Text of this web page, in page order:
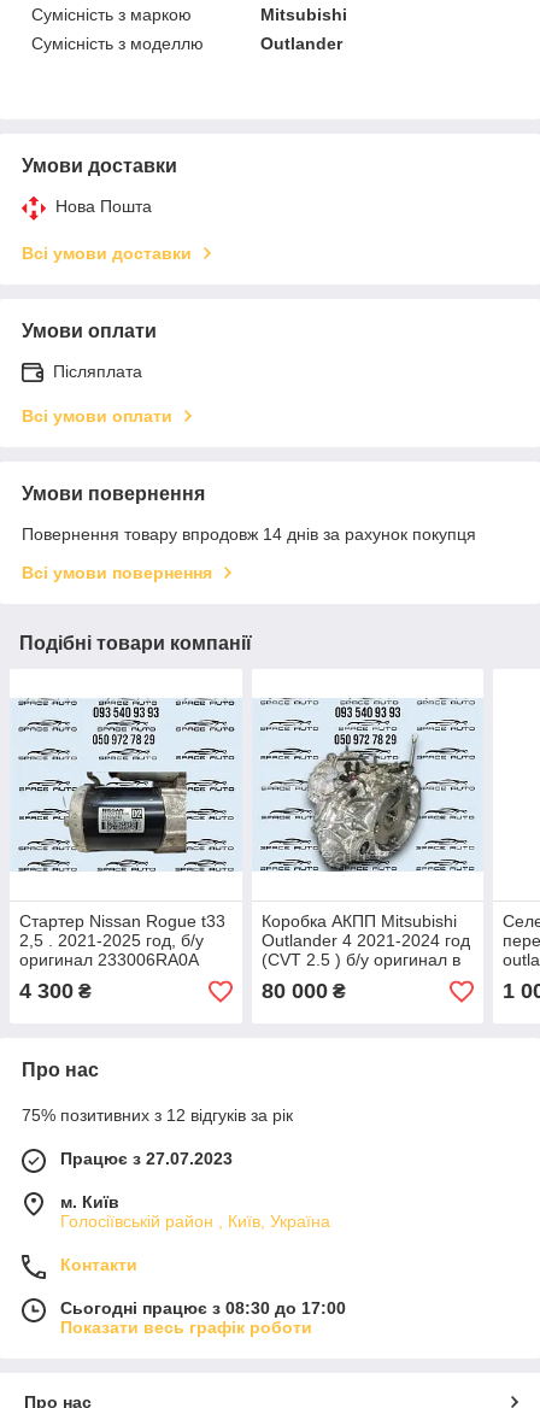
Сумісність з маркою
Mitsubishi
Сумісність з моделлю
Outlander
Умови доставки
Нова Пошта
Всі умови доставки
Умови оплати
Післяплата
Всі умови оплати
Умови повернення
Повернення товару впродовж 14 днів за рахунок покупця
Всі умови повернення
Подібні товари компанії
Стартер Nissan Rogue t33
2,5 . 2021-2025 год, б/у
оригинал 233006RA0A
4 300 ₴
Коробка АКПП Mitsubishi
Outlander 4 2021-2024 год
(CVT 2.5 ) б/у оригинал в
отличном состоянии в
наличии 2700A576
80 000₴
2.5
1
Про нас
75% позитивних з 12 відгуків за рік
Працює з 27.07.2023
м. Київ
Голосіївській район , Київ, Україна
Контакти
Сьогодні працює з 08:30 до 17:00
Показати весь графік роботи
Про нас